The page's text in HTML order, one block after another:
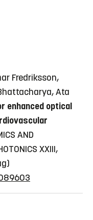
Fredriksson,
Ata
enhanced optical
AND
XXIII,